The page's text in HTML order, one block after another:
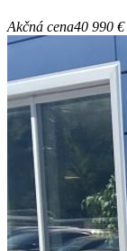
Akčná cena40 990 €